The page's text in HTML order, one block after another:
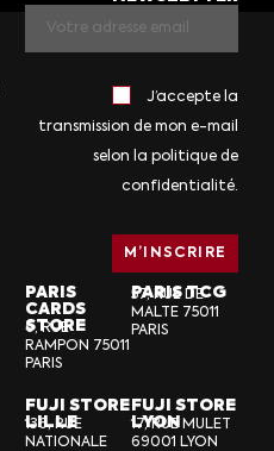
J’accepte la
transmission de mon e-mail
selon la politique de
confidentialité.
PARIS
CARDS
STORE
6, RUE
RAMPON 75011
PARIS
PARIS TCG
57, RUE DE
MALTE 75011
PARIS
FUJI STORE
LILLE
136, RUE
NATIONALE
FUJI STORE
LYON
17, RUE MULET
69001 LYON